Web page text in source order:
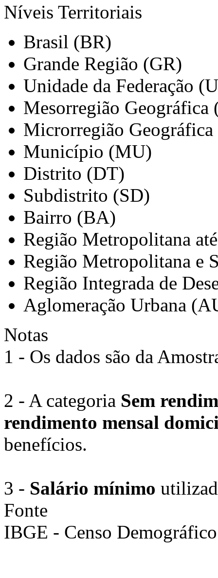
Níveis Territoriais
Brasil (BR)
Grande Região (GR)
Unidade da Federação
Mesorregião Geográfica
Microrregião
Município (MU)
Distrito (DT)
Subdistrito (SD)
Bairro (BA)
Região Metropolitana
Região Metropolitana e
Região Integrada de
Aglomeração Urbana
Notas
1 - Os dados são da
2 - A categoria Sem
rendimento mensal
benefícios.
3 - Salário mínimo
Fonte
IBGE - Censo Demográfico